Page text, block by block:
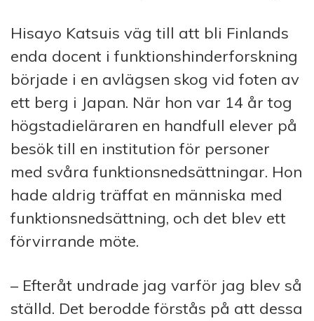
Hisayo Katsuis väg till att bli Finlands
enda docent i funktionshinderforskning
började i en avlägsen skog vid foten av
ett berg i Japan. När hon var 14 år tog
högstadieläraren en handfull elever på
besök till en institution för personer
med svåra funktionsnedsättningar. Hon
hade aldrig träffat en människa med
funktionsnedsättning, och det blev ett
förvirrande möte.
– Efteråt undrade jag varför jag blev så
ställd. Det berodde förstås på att dessa